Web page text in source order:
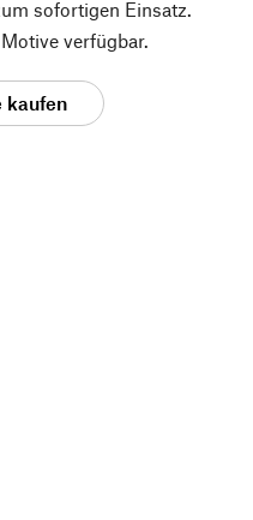
sofortigen Einsatz.
verfügbar.
kaufen